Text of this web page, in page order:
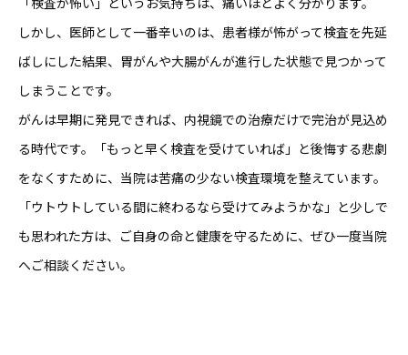
しかし、医師として一番辛いのは、患者様が怖がって検査を先延
ばしにした結果、胃がんや大腸がんが進行した状態で見つかって
しまうことです。
がんは早期に発見できれば、内視鏡での治療だけで完治が見込め
る時代です。「もっと早く検査を受けていれば」と後悔する悲劇
をなくすために、当院は苦痛の少ない検査環境を整えています。
「ウトウトしている間に終わるなら受けてみようかな」と少しで
も思われた方は、ご自身の命と健康を守るために、ぜひ一度当院
へご相談ください。